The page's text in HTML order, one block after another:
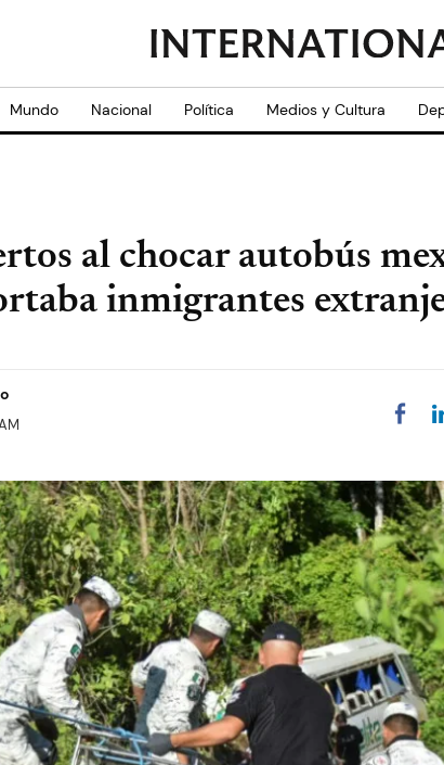
Mundo Nacional Política Medios y Cultura
al chocar autobús
inmigrantes